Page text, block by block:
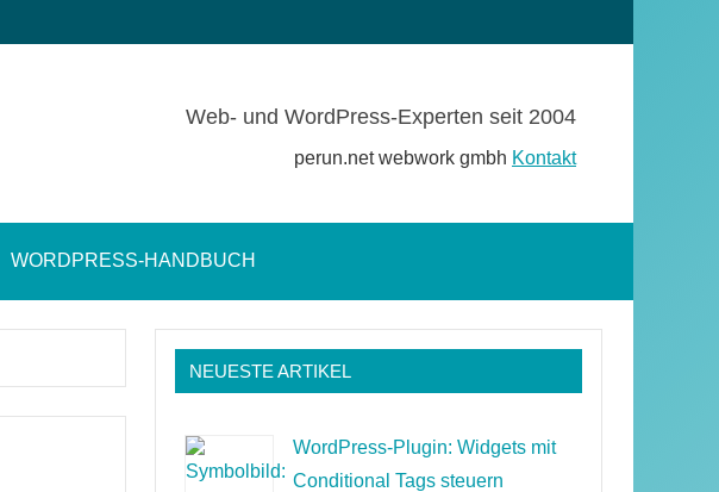
Web- und WordPress-Experten seit 2004
perun.net webwork gmbh Kontakt
öffnen
WORDPRESS-HANDBUCH
NEUESTE ARTIKEL
WordPress-Plugin: Widgets mit
Conditional Tags steuern